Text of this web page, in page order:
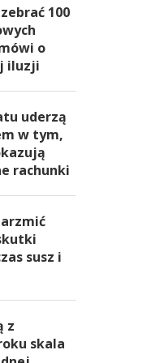
100
o
iluzji
uderzą
w tym,
rachunki
susz i
z
skala